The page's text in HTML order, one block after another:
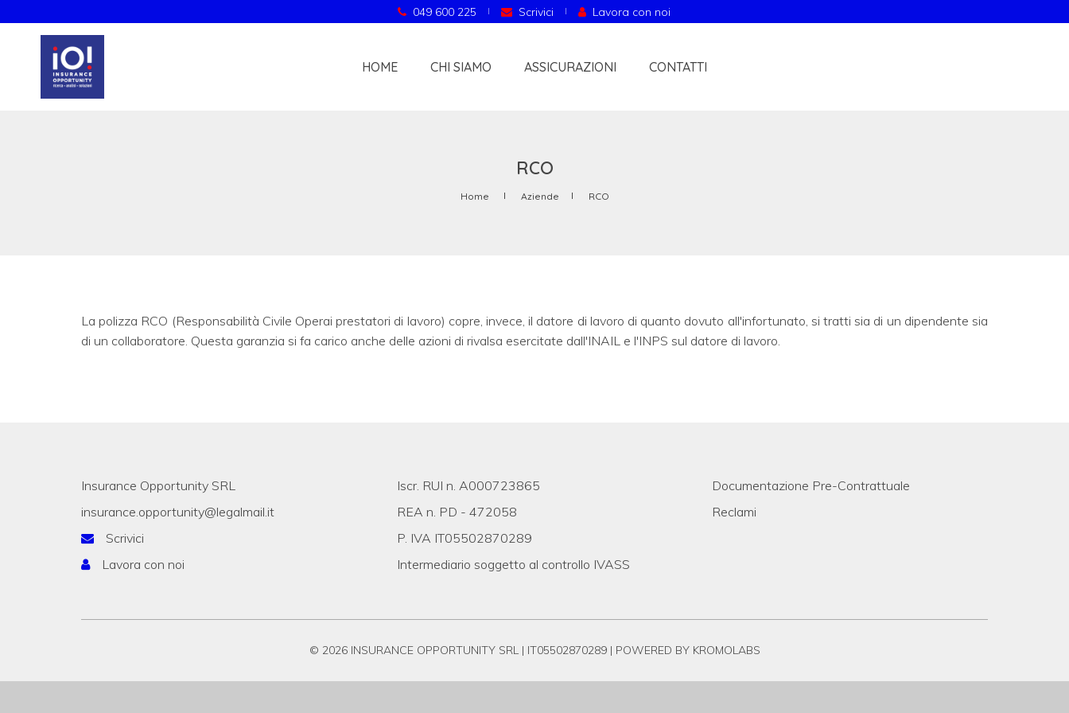
049 600 225 Scrivici Lavora con noi
HOME CHI SIAMO ASSICURAZIONI CONTATTI
RCO
Home Aziende RCO
La polizza RCO (Responsabilità Civile Operai prestatori di lavoro) copre, invece, il datore di lavoro di quanto dovuto all'infortunato, si tratti sia di un dipendente sia
di un collaboratore. Questa garanzia si fa carico anche delle azioni di rivalsa esercitate dall'INAIL e l'INPS sul datore di lavoro.
Insurance Opportunity SRL
insurance.opportunity@legalmail.it
Scrivici
Lavora con noi
Iscr. RUI n. A000723865
REA n. PD - 472058
P. IVA IT05502870289
Intermediario soggetto al controllo IVASS
Documentazione Pre-Contrattuale
Reclami
© 2026 INSURANCE OPPORTUNITY SRL | IT05502870289 | POWERED BY KROMOLABS